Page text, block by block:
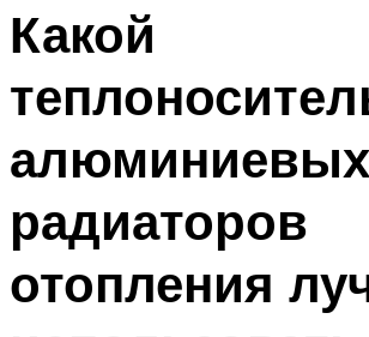
Какой
алюминиевых
радиаторов
отопления